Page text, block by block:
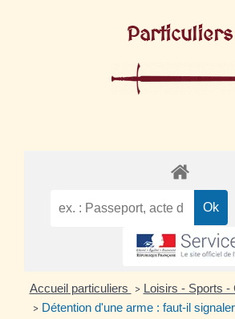
Particuliers
Accueil particuliers > Loisirs - Sports -
> Détention d'une arme : faut-il